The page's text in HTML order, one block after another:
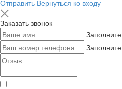
Отправить Вернуться ко входу
Заказать звонок